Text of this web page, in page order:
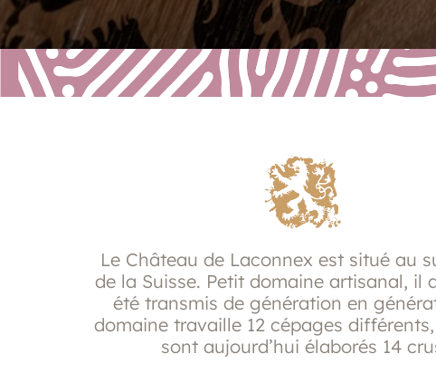
Le Château de Laconnex est situé au
de la Suisse. Petit domaine artisanal, il
été transmis de génération en
domaine travaille 12 cépages
sont aujourd’hui élaborés 14